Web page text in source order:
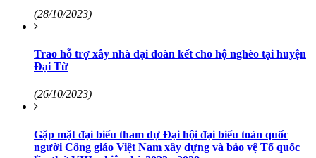
(28/10/2023)
Trao hỗ trợ xây nhà đại đoàn kết cho hộ nghèo tại huyện
Đại Từ
(26/10/2023)
Gặp mặt đại biểu tham dự Đại hội đại biểu toàn quốc
người Công giáo Việt Nam xây dựng và bảo vệ Tổ quốc